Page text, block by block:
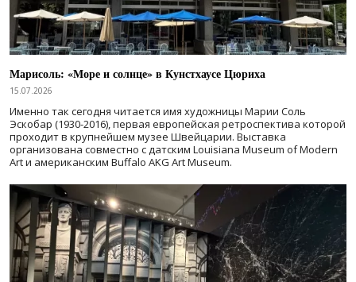
Марисоль: «Море и солнце» в Кунстхаусе Цюриха
15.07.2026
Именно так сегодня читается имя художницы Марии Соль
Эскобар (1930-2016), первая европейская ретроспектива которой
проходит в крупнейшем музее Швейцарии. Выставка
организована совместно с датским Louisiana Museum of Modern
Art и американским Buffalo AKG Art Museum.